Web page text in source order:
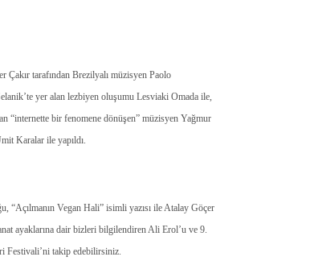
Çakır tarafından Brezilyalı müzisyen Paolo
yer alan lezbiyen oluşumu Lesviaki Omada ile,
“internette bir fenomene dönüşen” müzisyen Yağmur
Karalar ile yapıldı.
“Açılmanın Vegan Hali” isimli yazısı ile Atalay Göçer
ayaklarına dair bizleri bilgilendiren Ali Erol’u ve 9.
Festivali’ni takip edebilirsiniz.